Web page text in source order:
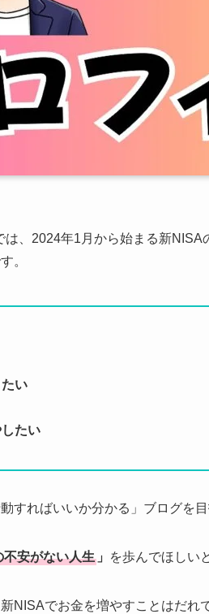
、2024年1月から始まる新
。
い
たい
すればいいか分かる」ブログを目
安がない人生 」 を歩んでほしい
NISAでお金を増やすことはだれ